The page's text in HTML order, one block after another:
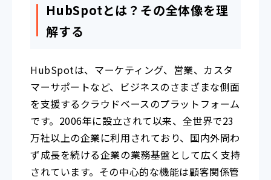
HubSpotとは？その全体像を理
解する
HubSpotは、マーケティング、営業、カスタ
マーサポートなど、ビジネスのさまざまな側面
を支援するクラウドベースのプラットフォーム
です。2006年に設立されて以来、全世界で23
万社以上の企業に利用されており、国内外問わ
ず成長を続ける企業の業務基盤として広く支持
されています。その中心的な機能は顧客関係管